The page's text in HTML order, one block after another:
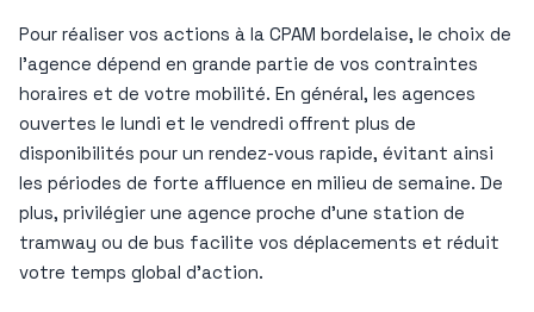
Pour réaliser vos actions à la CPAM bordelaise, le choix de
l’agence dépend en grande partie de vos contraintes
horaires et de votre mobilité. En général, les agences
ouvertes le lundi et le vendredi offrent plus de
disponibilités pour un rendez-vous rapide, évitant ainsi
les périodes de forte affluence en milieu de semaine. De
plus, privilégier une agence proche d’une station de
tramway ou de bus facilite vos déplacements et réduit
votre temps global d’action.